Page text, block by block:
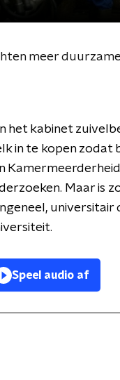
meer
het kabinet
in te kopen zodat
Maar is
universitair
Speel audio af